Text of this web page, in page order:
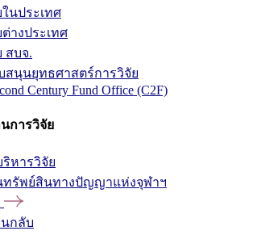
นประเทศ
างประเทศ
สบจ.
นุนยุทธศาสตร์การวิจัย
Century Fund Office (C2F)
การวิจัย
หารวิจัย
ทรัพย์สินทางปัญญาแห่งจุฬาฯ
กลับ